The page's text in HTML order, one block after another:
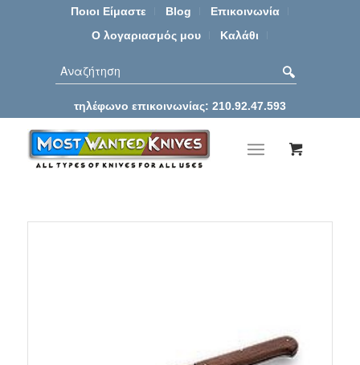
Ποιοι Είμαστε Blog
Επικοινωνία
Ο λογαριασμός μου
Καλάθι
τηλέφωνο επικοινωνίας: 210.92.47.593